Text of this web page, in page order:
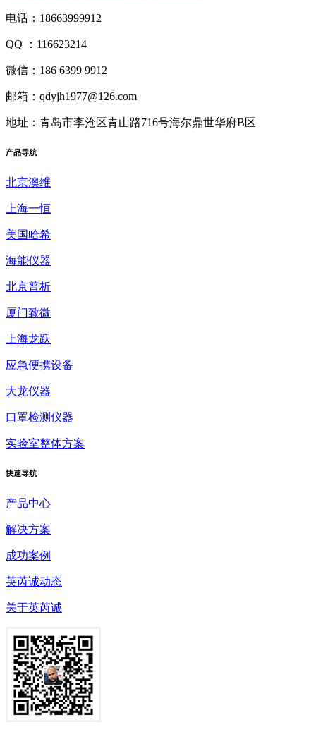
电话：18663999912
QQ ：116623214
微信：186 6399 9912
邮箱：qdyjh1977@126.com
地址：青岛市李沧区青山路716号海尔鼎世华府B区
产品导航
北京澳维
上海一恒
美国哈希
海能仪器
北京普析
厦门致微
上海龙跃
应急便携设备
大龙仪器
口罩检测仪器
实验室整体方案
快速导航
产品中心
解决方案
成功案例
英芮诚动态
关于英芮诚